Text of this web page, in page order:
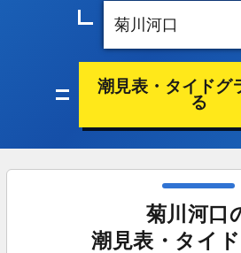
潮見表・タイドグ
る
菊川河口
潮見表・タイ